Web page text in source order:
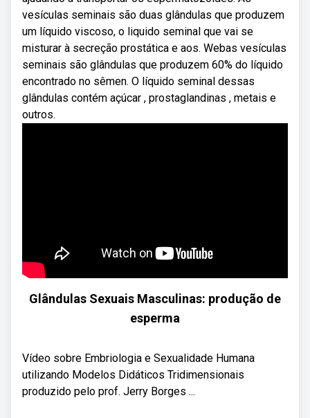
vesículas seminais são duas glândulas que produzem
um líquido viscoso, o liquido seminal que vai se
misturar à secreção prostática e aos. Webas vesículas
seminais são glândulas que produzem 60% do líquido
encontrado no sêmen. O líquido seminal dessas
glândulas contém açúcar , prostaglandinas , metais e
outros.
Glândulas Sexuais Masculinas: produção de
esperma
Vídeo sobre Embriologia e Sexualidade Humana
utilizando Modelos Didáticos Tridimensionais
produzido pelo prof. Jerry Borges ...